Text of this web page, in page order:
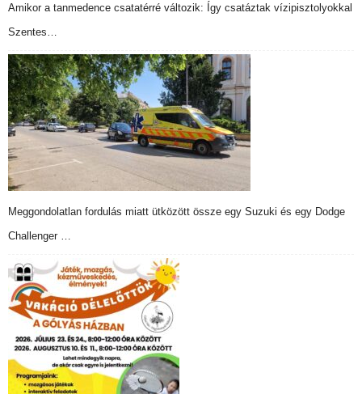
Amikor a tanmedence csatatérré változik: Így csatáztak vízipisztolyokkal
Szentes…
Meggondolatlan fordulás miatt ütközött össze egy Suzuki és egy Dodge
Challenger …